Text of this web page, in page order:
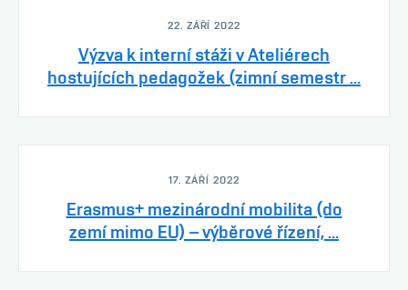
22. ZÁŘÍ 2022
Výzva k interní stáži v Ateliérech
hostujících pedagožek (zimní semestr ...
17. ZÁŘÍ 2022
Erasmus+ mezinárodní mobilita (do
zemí mimo EU) – výběrové řízení, ...